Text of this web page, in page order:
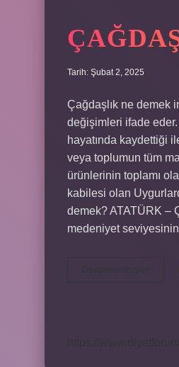
Tarih: Şubat 2, 2025
Çağdaşlık ne demek
değişimleri ifade
hayatında kaydettiği
veya toplumun tüm
ürünlerinin toplamı
kabilesi olan
demek? ATATÜRK –
medeniyet seviyesinin